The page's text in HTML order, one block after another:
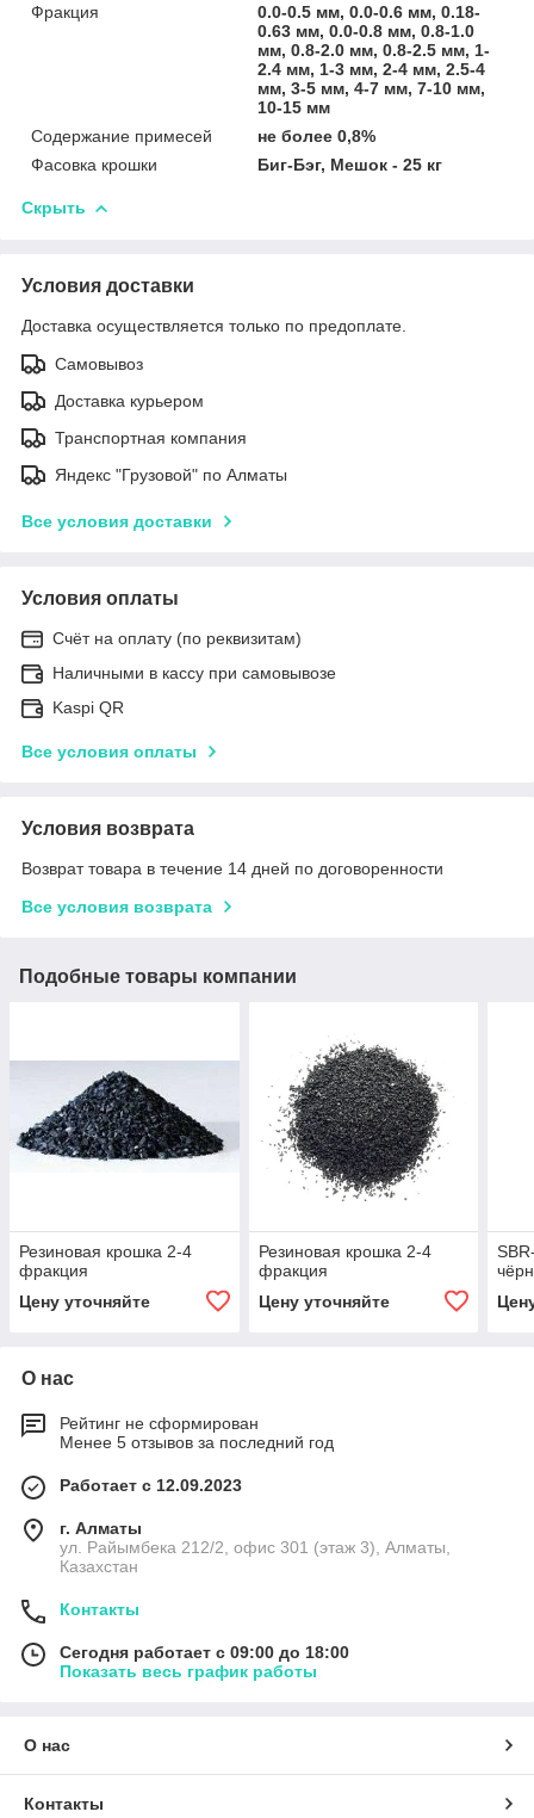
Фракция
0.0-0.5 мм, 0.0-0.6 мм, 0.18-
0.63 мм, 0.0-0.8 мм, 0.8-1.0
мм, 0.8-2.0 мм, 0.8-2.5 мм, 1-
2.4 мм, 1-3 мм, 2-4 мм, 2.5-4
мм, 3-5 мм, 4-7 мм, 7-10 мм,
10-15 мм
Содержание примесей
не более 0,8%
Фасовка крошки
Биг-Бэг, Мешок - 25 кг
Скрыть
Условия доставки
Доставка осуществляется только по предоплате.
Самовывоз
Доставка курьером
Транспортная компания
Яндекс "Грузовой" по Алматы
Все условия доставки
Условия оплаты
Счёт на оплату (по реквизитам)
Наличными в кассу при самовывозе
Kaspi QR
Все условия оплаты
Условия возврата
Возврат товара в течение 14 дней по договоренности
Все условия возврата
Подобные товары компании
Резиновая крошка 2-4
фракция
Цену уточняйте
Резиновая крошка 2-4
фракция
Цену уточняйте
О нас
Рейтинг не сформирован
Менее 5 отзывов за последний год
Работает с 12.09.2023
г. Алматы
ул. Райымбека 212/2, офис 301 (этаж 3), Алматы,
Казахстан
Контакты
Сегодня работает с 09:00 до 18:00
Показать весь график работы
О нас
Контакты